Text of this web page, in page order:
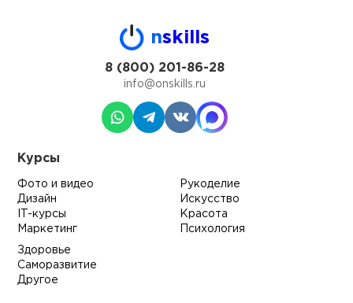
nskills
8 (800) 201-86-28
info@onskills.ru
Курсы
Фото и видео
Дизайн
IT-курсы
Маркетинг
Рукоделие
Искусство
Красота
Психология
Здоровье
Саморазвитие
Другое